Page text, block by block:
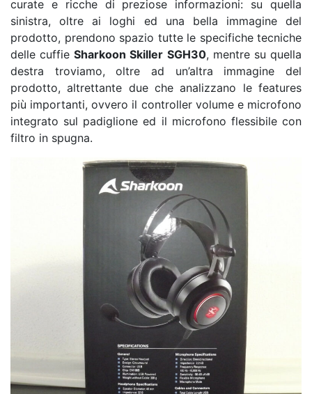
curate e ricche di preziose informazioni: su quella
sinistra, oltre ai loghi ed una bella immagine del
prodotto, prendono spazio tutte le specifiche tecniche
delle cuffieSharkoon Skiller SGH30, mentre su quella
destra troviamo, oltre ad un’altra immagine del
prodotto, altrettante due che analizzano le features
più importanti, ovvero il controller volume e microfono
integrato sul padiglione ed il microfono flessibile con
filtro in spugna.